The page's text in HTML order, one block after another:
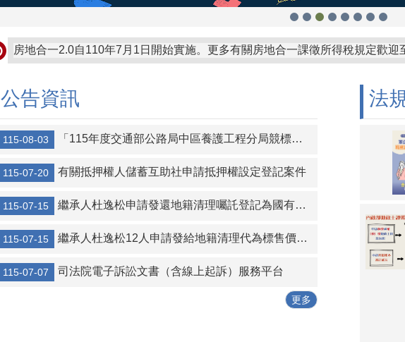
房地合一2.0自110年7月1日開始實施。更多有關房地合一課徵所得稅規定歡
公民投票，嚴守行政中立，尊重民意！考試院公務人員保障暨培訓委員會提醒
公民投票是直接民主的表現，行政中立，全民得益。考試院公務人員保障暨培
公告資訊
115-08-03 「115年度交通部公路局中區養護工程分局競標購買經管省道私有既成道路土地」第2次招標公告
115-07-20 有關抵押權人儲蓄互助社申請抵押權設定登記案件
115-07-15 繼承人杜逸松申請發還地籍清理囑託登記為國有土地，經審查無誤之公告及清冊
115-07-15 繼承人杜逸松12人申請發給地籍清理代為標售價金徵詢異議之公告及清冊
115-07-07 司法院電子訴訟文書（含線上起訴）服務平台
更多
法